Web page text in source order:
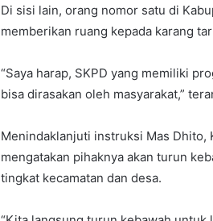
Di sisi lain, orang nomor satu di
memberikan ruang kepada karang
“Saya harap, SKPD yang memiliki
bisa dirasakan oleh masyarakat,”
Menindaklanjuti instruksi Mas Dhito,
mengatakan pihaknya akan turun
tingkat kecamatan dan desa.